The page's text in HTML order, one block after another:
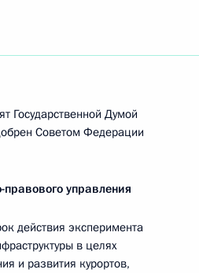
Государственной Думой
Советом Федерации
управления
действия эксперимента
в целях
и развития курортов,